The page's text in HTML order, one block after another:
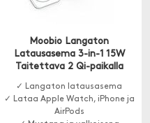
Moobio Langaton
Latausasema 3-in-1 15W
Taitettava 2 Qi-paikalla
✓ Langaton latausasema
✓ Lataa Apple Watch, iPhone ja
AirPods